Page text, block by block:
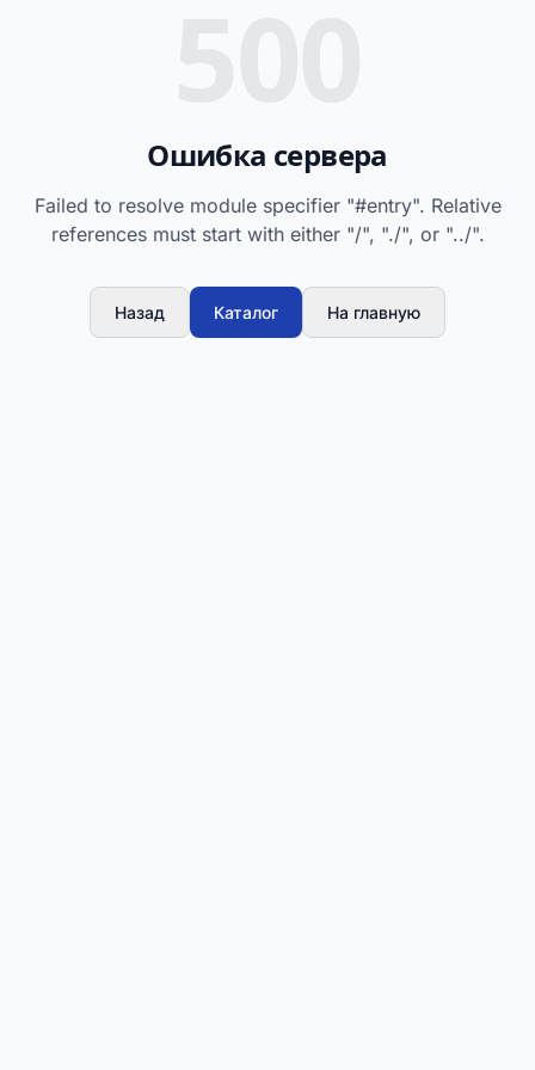
Ошибка сервера
Failed to resolve module specifier "#entry". Relative
references must start with either "/", "./", or "../".
Назад Каталог На главную